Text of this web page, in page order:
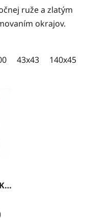
ruže a zlatým
okrajov.
43x43 140x45